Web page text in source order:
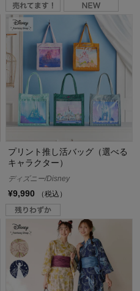
プリント推し活バッグ（選べる
キャラクター）
ディズニー/Disney
¥9,990 （税込）